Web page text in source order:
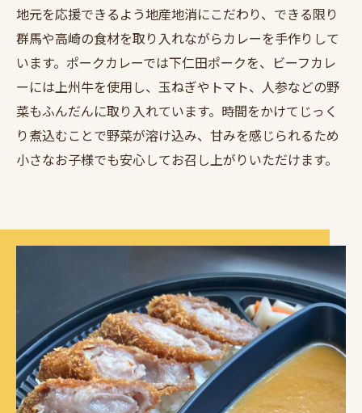
地元を応援できるよう地産地消にこだわり、できる限り
群馬や高崎の食材を取り入れながらカレーを手作りして
います。ポークカレーでは下仁田ポークを、ビーフカレ
ーには上州牛を使用し、玉ねぎやトマト、人参などの野
菜もふんだんに取り入れています。時間をかけてじっく
り煮込むことで野菜が溶け込み、甘みを感じられるため
小さなお子様でも安心してお召し上がりいただけます。